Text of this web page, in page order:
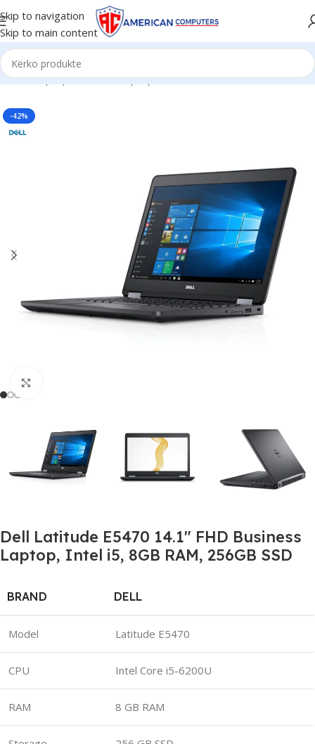
Skip to navigation
Skip to main content
Kreu/Laptop/Business Laptop
-42%
Dell Latitude E5470 14.1″ FHD Business
Laptop, Intel i5, 8GB RAM, 256GB SSD
BRAND DELL
Model Latitude E5470
CPU Intel Core i5-6200U
RAM 8 GB RAM